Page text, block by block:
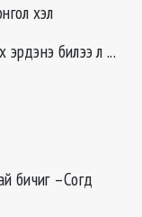
хэл
билээ л ...
бичиг –Согд